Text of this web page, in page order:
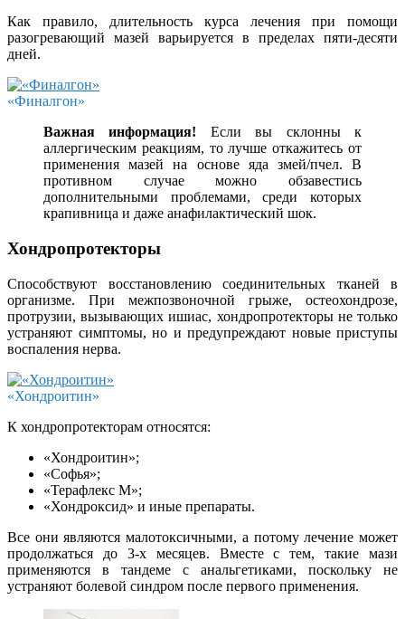
Как правило, длительность курса лечения при помощи
разогревающий мазей варьируется в пределах пяти-десяти
дней.
«Финалгон»
Важная информация! Если вы склонны к
аллергическим реакциям, то лучше откажитесь от
применения мазей на основе яда змей/пчел. В
противном случае можно обзавестись
дополнительными проблемами, среди которых
крапивница и даже анафилактический шок.
Хондропротекторы
Способствуют восстановлению соединительных тканей в
организме. При межпозвоночной грыже, остеохондрозе,
протрузии, вызывающих ишиас, хондропротекторы не только
устраняют симптомы, но и предупреждают новые приступы
воспаления нерва.
«Хондроитин»
К хондропротекторам относятся:
«Хондроитин»;
«Софья»;
«Терафлекс М»;
«Хондроксид» и иные препараты.
Все они являются малотоксичными, а потому лечение может
продолжаться до 3-х месяцев. Вместе с тем, такие мази
применяются в тандеме с анальгетиками, поскольку не
устраняют болевой синдром после первого применения.